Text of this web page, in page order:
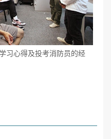
习心得及投考消防员的经